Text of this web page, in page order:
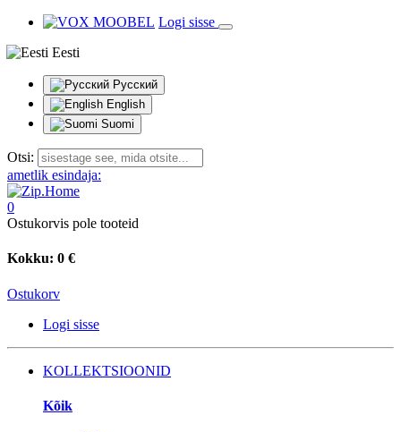
Logi sisse
Eesti
Русский
English
Suomi
Otsi:
ametlik esindaja:
0
Ostukorvis pole tooteid
Kokku: 0 €
Ostukorv
Logi sisse
KOLLEKTSIOONID
Kõik